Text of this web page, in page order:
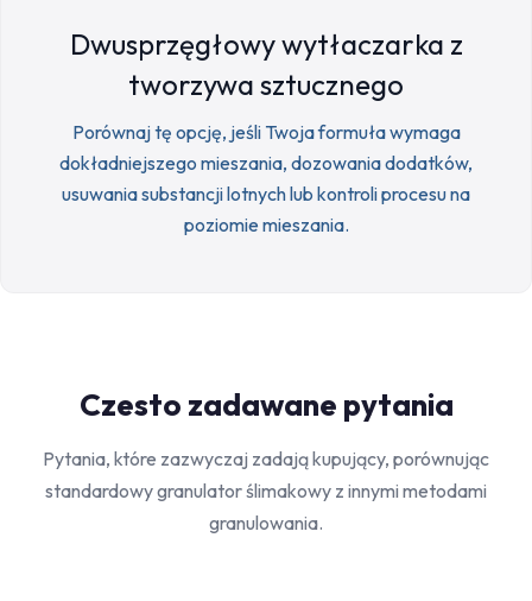
Dwusprzęgłowy wytłaczarka z
tworzywa sztucznego
Porównaj tę opcję, jeśli Twoja formuła wymaga
dokładniejszego mieszania, dozowania dodatków,
usuwania substancji lotnych lub kontroli procesu na
poziomie mieszania.
Czesto zadawane pytania
Pytania, które zazwyczaj zadają kupujący, porównując
standardowy granulator ślimakowy z innymi metodami
granulowania.